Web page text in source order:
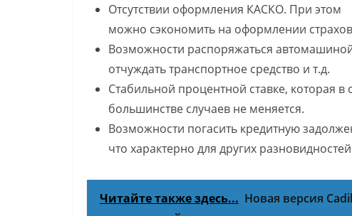
Отсутствии оформления КАСКО. При этом
можно сэкономить на оформлении
Возможности распоряжаться
отчуждать транспортное средство и т.д.
Стабильной процентной ставке, которая в
большинстве случаев не меняется.
Возможности погасить кредитную
что характерно для других
Читайте также здесь... Новая версия